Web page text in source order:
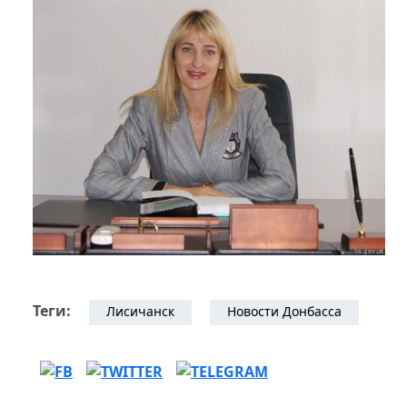
Теги: Лисичанск Новости Донбасса